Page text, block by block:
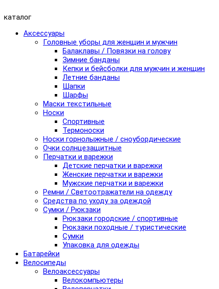
каталог
Аксессуары
Головные уборы для женщин и мужчин
Балаклавы / Повязки на голову
Зимние банданы
Кепки и бейсболки для мужчин и женщин
Летние банданы
Шапки
Шарфы
Маски текстильные
Носки
Спортивные
Термоноски
Носки горнолыжные / сноубордические
Очки солнцезащитные
Перчатки и варежки
Детские перчатки и варежки
Женские перчатки и варежки
Мужские перчатки и варежки
Ремни / Светоотражатели на одежду
Средства по уходу за одеждой
Сумки / Рюкзаки
Рюкзаки городские / спортивные
Рюкзаки походные / туристические
Сумки
Упаковка для одежды
Батарейки
Велосипеды
Велоаксессуары
Велокомпьютеры